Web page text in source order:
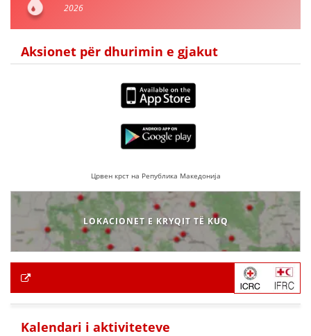
2026
Aksionet për dhurimin e gjakut
Црвен крст на Република Македонија
LOKACIONET E KRYQIT TË KUQ
Kalendari i aktiviteteve